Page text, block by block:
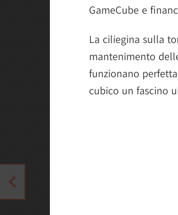
GameCube e
La ciliegina sulla
mantenimento
funzionano
cubico un fascino